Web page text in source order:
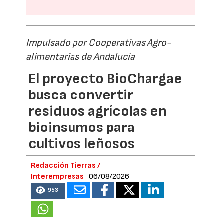
Impulsado por Cooperativas Agro-
alimentarias de Andalucía
El proyecto BioChargae
busca convertir
residuos agrícolas en
bioinsumos para
cultivos leñosos
Redacción Tierras /
Interempresas
06/08/2026
953